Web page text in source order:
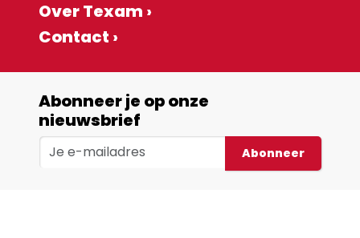
Over Texam ›
Contact ›
Abonneer je op onze
nieuwsbrief
Abonneer